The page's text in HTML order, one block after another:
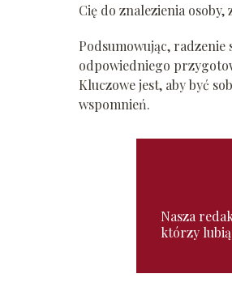
Cię do znalezienia osoby,
Podsumowując, radzenie
odpowiedniego
Kluczowe jest, aby być
wspomnień.
Nasza
którzy